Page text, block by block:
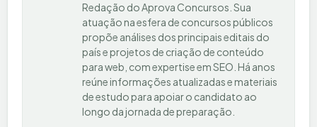
Redação do Aprova Concursos. Sua
atuação na esfera de concursos públicos
propõe análises dos principais editais do
país e projetos de criação de conteúdo
para web, com expertise em SEO. Há anos
reúne informações atualizadas e materiais
de estudo para apoiar o candidato ao
longo da jornada de preparação.